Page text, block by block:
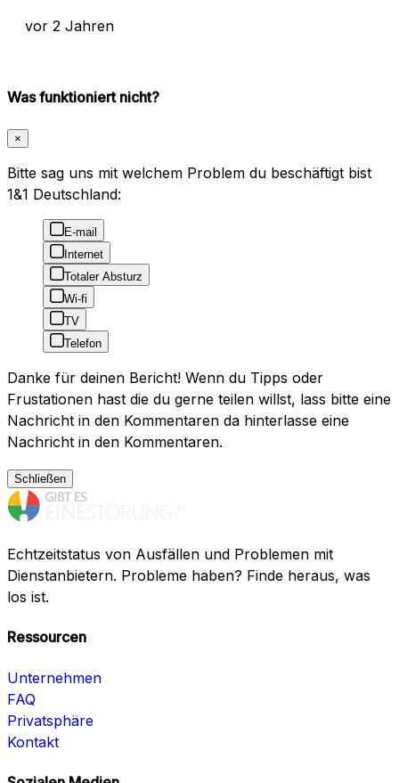
vor 2 Jahren
Was funktioniert nicht?
×
Bitte sag uns mit welchem Problem du beschäftigt bist
1&1 Deutschland:
E-mail
Internet
Totaler Absturz
Wi-fi
TV
Telefon
Danke für deinen Bericht! Wenn du Tipps oder
Frustationen hast die du gerne teilen willst, lass bitte eine
Nachricht in den Kommentaren da hinterlasse eine
Nachricht in den Kommentaren.
Schließen
Echtzeitstatus von Ausfällen und Problemen mit
Dienstanbietern. Probleme haben? Finde heraus, was
los ist.
Ressourcen
Unternehmen
FAQ
Privatsphäre
Kontakt